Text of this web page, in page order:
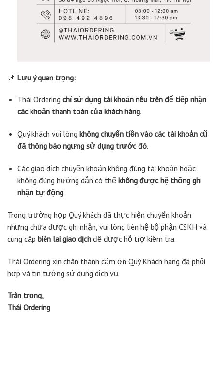
📌 Lưu ý quan trọng:
Thái Ordering chỉ sử dụng tài khoản nêu trên để tiếp nhận
các khoản thanh toán của khách hàng.
Quý khách vui lòng không chuyển tiền vào các tài khoản cũ
đã thông báo ngưng sử dụng trước đó.
Các giao dịch chuyển khoản không đúng tài khoản hoặc
không đúng hướng dẫn có thể không được hệ thống ghi
nhận tự động.
Trong trường hợp Quý khách đã thực hiện chuyển khoản
nhưng chưa được ghi nhận, vui lòng liên hệ bộ phận CSKH và
cung cấp biên lai giao dịch để được hỗ trợ kiểm tra.
Thái Ordering xin chân thành cảm ơn Quý Khách hàng đã phối
hợp và tin tưởng sử dụng dịch vụ.
Trân trọng,
Thái Ordering